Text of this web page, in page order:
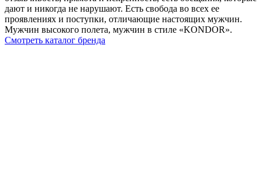
дают и никогда не нарушают. Есть свобода во всех ее
проявлениях и поступки, отличающие настоящих мужчин.
Мужчин высокого полета, мужчин в стиле «KONDOR».
Смотреть каталог бренда